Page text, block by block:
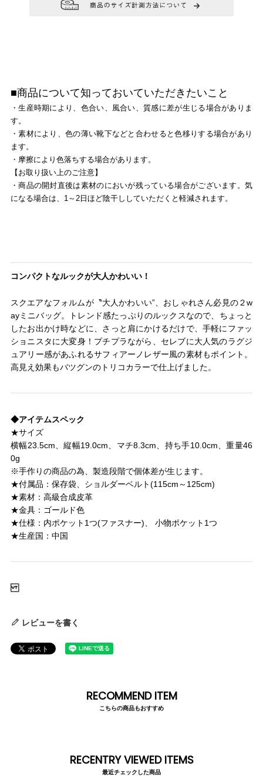
■商品について知っておいていただきたいこと
・生産時期により、色合い、風合い、質感に差が生じる場合がありま
す。
・素材により、色の薄い靴下などと合わせると色移りする場合があり
ます。
・摩擦により色落ちする場合があります。
【お取り扱い上のご注意】
・商品の開封直後は素材のにおいが残っている場合がございます。気
になる場合は、1～2日ほど陰干ししていただくと軽減されます。
コンパクトなルックが大人かわいい！
スクエアなフォルムが〝大人かわいい”、おしゃれさん必見の２w
ayミニバッグ。トレンド感たっぷりのルックスなので、ちょっと
したお出かけ時などに、さっと肩にかけるだけで、手軽にファッ
ショニスタに大変身！プチプラながら、セレブに大人気のラグジ
ュアリー感があふれるサフィアーノレザー風の素材もポイント。
高見え効果もバツグンのトリコカラーで仕上げました。
◆アイテムスペック
★サイズ
横幅23.5cm、縦幅19.0cm、マチ8.3cm、持ち手10.0cm、重量46
0g
※手作りの商品の為、製造段階で個体差が生じます。
★付属品：保存袋、ショルダーベルト(115cm～125cm)
★素材：高級合成皮革
★金具：ゴールド色
★仕様：内ポケット1つ(ファスナー)、 小物ポケット1つ
★生産国：中国
レビューを書く
RECOMMEND ITEM
こちらの商品もおすすめ
RECENTRY VIEWED ITEMS
最近チェックした商品